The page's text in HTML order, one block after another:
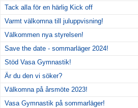
Tack alla för en härlig Kick off
Varmt välkomna till juluppvisning!
Välkommen nya styrelsen!
Save the date - sommarläger 2024!
Stöd Vasa Gymnastik!
Är du den vi söker?
Välkomna på årsmöte 2023!
Vasa Gymnastik på sommarläger!